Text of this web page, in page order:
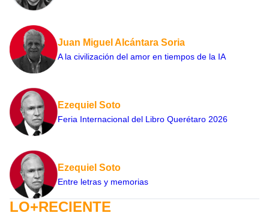
Juan Miguel Alcántara Soria
A la civilización del amor en tiempos de la IA
Ezequiel Soto
Feria Internacional del Libro Querétaro 2026
Ezequiel Soto
Entre letras y memorias
LO+RECIENTE